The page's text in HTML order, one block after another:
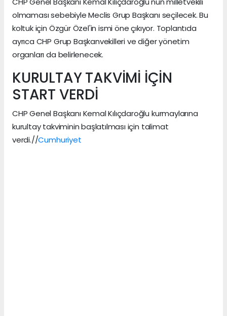
olmaması sebebiyle Meclis Grup Başkanı seçilecek. Bu
koltuk için Özgür Özel'in ismi öne çıkıyor. Toplantıda
ayrıca CHP Grup Başkanvekilleri ve diğer yönetim
organları da belirlenecek.
KURULTAY TAKVİMİ İÇİN
START VERDİ
CHP Genel Başkanı Kemal Kılıçdaroğlu kurmaylarına
kurultay takviminin başlatılması için talimat
verdi.//Cumhuriyet